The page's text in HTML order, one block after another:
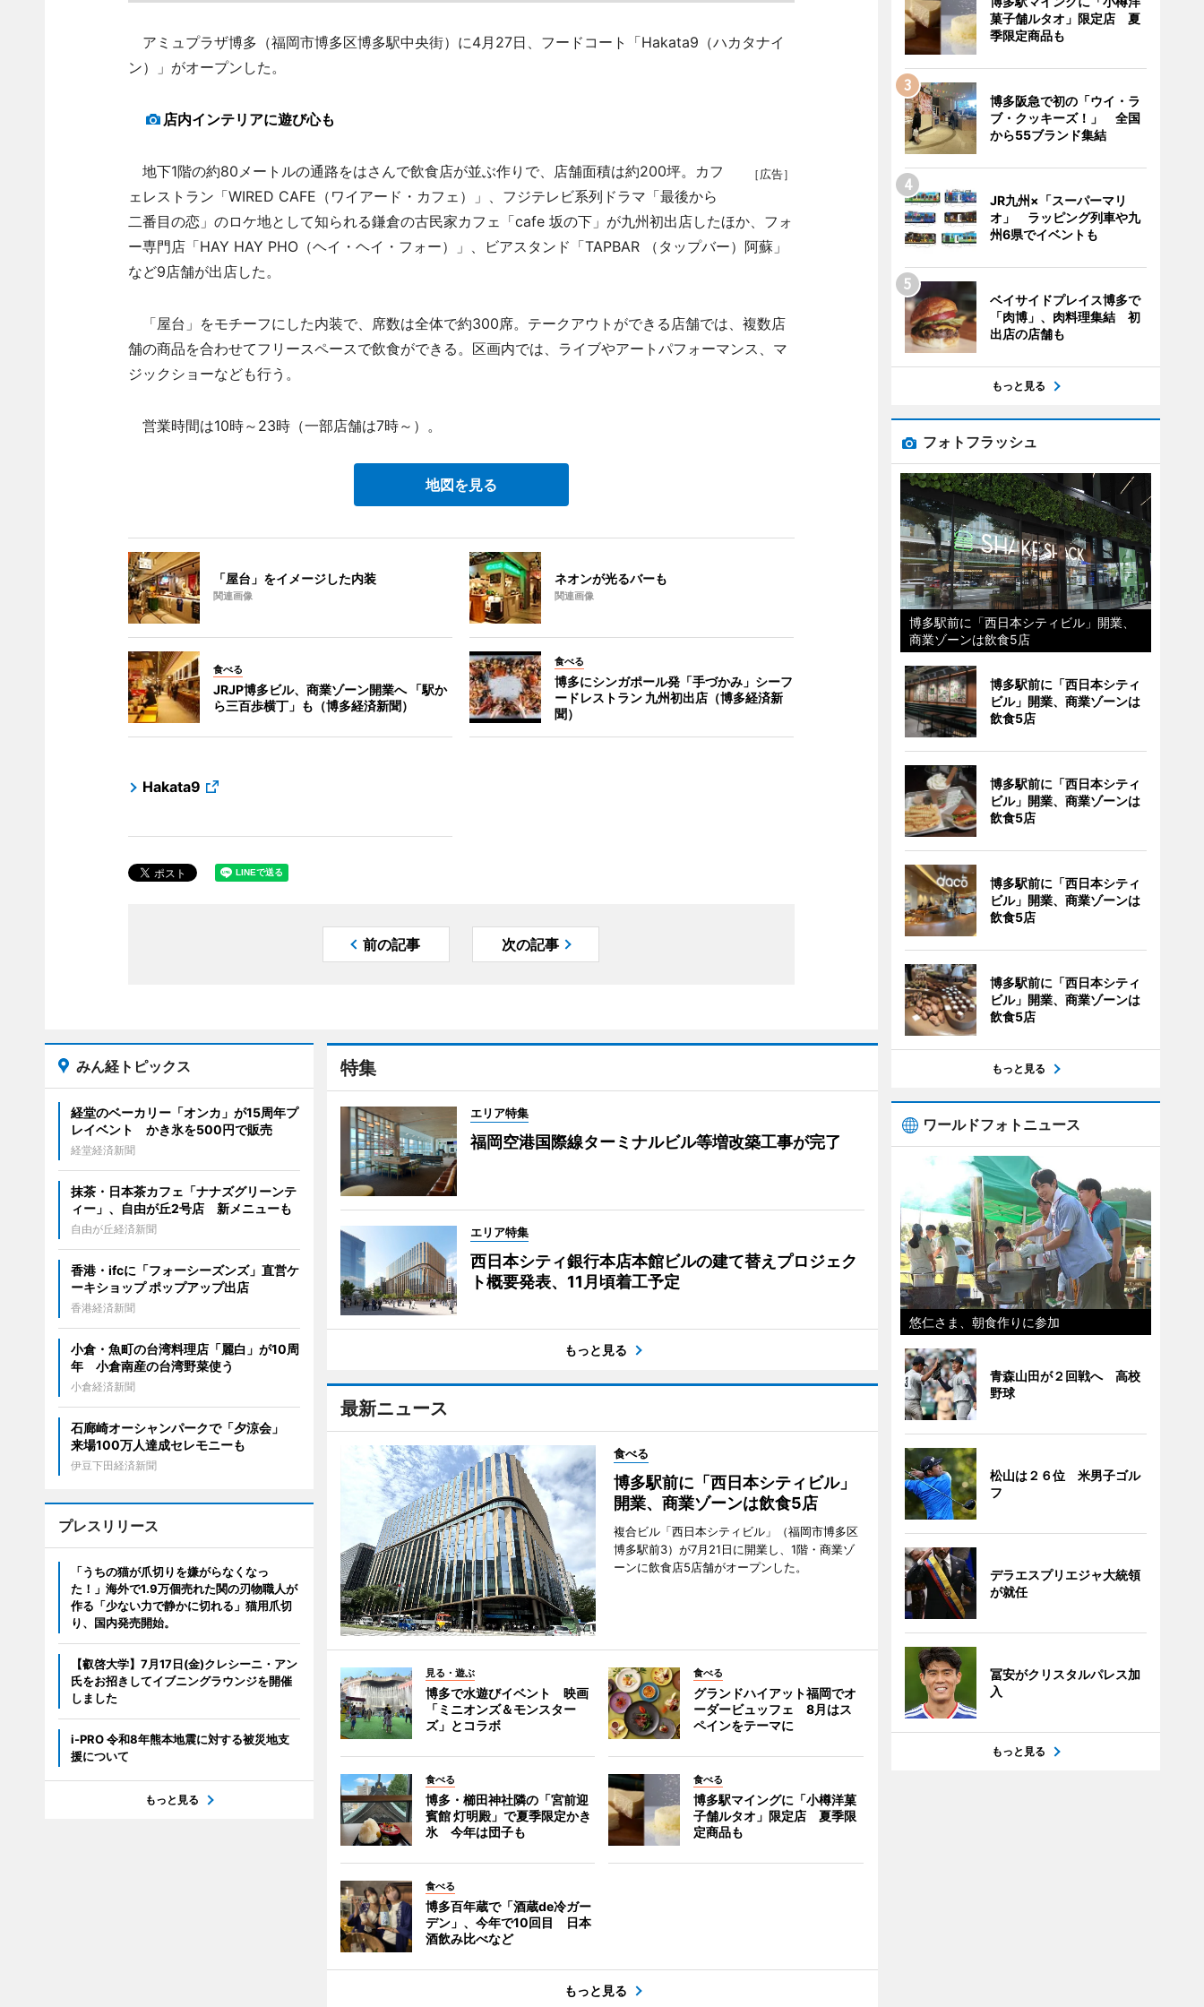
アミュプラザ博多（福岡市博多区博多駅中央街）に4月27日、フードコート「Hakata9（ハカタナイ
ン）」がオープンした。
店内インテリアに遊び心も
［広告］
地下1階の約80メートルの通路をはさんで飲食店が並ぶ作りで、店舗面積は約200坪。カフ
ェレストラン「WIRED CAFE（ワイアード・カフェ）」、フジテレビ系列ドラマ「最後から
二番目の恋」のロケ地として知られる鎌倉の古民家カフェ「cafe 坂の下」が九州初出店したほか、フォ
ー専門店「HAY HAY PHO（ヘイ・ヘイ・フォー）」、ビアスタンド「TAPBAR （タップバー）阿蘇」
など9店舗が出店した。
「屋台」をモチーフにした内装で、席数は全体で約300席。テークアウトができる店舗では、複数店
舗の商品を合わせてフリースペースで飲食ができる。区画内では、ライブやアートパフォーマンス、マ
ジックショーなども行う。
営業時間は10時～23時（一部店舗は7時～）。
地図を見る
「屋台」をイメージした内装
関連画像
ネオンが光るバーも
関連画像
食べる
JRJP博多ビル、商業ゾーン開業へ 「駅か
ら三百歩横丁」も（博多経済新聞）
食べる
博多にシンガポール発「手づかみ」シーフ
ードレストラン 九州初出店（博多経済新
聞）
Hakata9
前の記事 次の記事
特集
エリア特集
福岡空港国際線ターミナルビル等増改築工事が完了
エリア特集
西日本シティ銀行本店本館ビルの建て替えプロジェク
ト概要発表、11月頃着工予定
もっと見る
最新ニュース
食べる
博多駅前に「西日本シティビル」
開業、商業ゾーンは飲食5店
複合ビル「西日本シティビル」（福岡市博多区
博多駅前3）が7月21日に開業し、1階・商業ゾ
ーンに飲食店5店舗がオープンした。
見る・遊ぶ
博多で水遊びイベント 映画
「ミニオンズ＆モンスター
ズ」とコラボ
食べる
グランドハイアット福岡でオ
ーダービュッフェ 8月はス
ペインをテーマに
食べる
博多・櫛田神社隣の「宮前迎
賓館 灯明殿」で夏季限定かき
氷 今年は団子も
食べる
博多駅マイングに「小樽洋菓
子舗ルタオ」限定店 夏季限
定商品も
食べる
博多百年蔵で「酒蔵de冷ガー
デン」、今年で10回目 日本
酒飲み比べなど
もっと見る
みん経トピックス
経堂のベーカリー「オンカ」が15周年プ
レイベント かき氷を500円で販売
経堂経済新聞
抹茶・日本茶カフェ「ナナズグリーンテ
ィー」、自由が丘2号店 新メニューも
自由が丘経済新聞
香港・ifcに「フォーシーズンズ」直営ケ
ーキショップ ポップアップ出店
香港経済新聞
小倉・魚町の台湾料理店「麗白」が10周
年 小倉南産の台湾野菜使う
小倉経済新聞
石廊崎オーシャンパークで「夕涼会」
来場100万人達成セレモニーも
伊豆下田経済新聞
プレスリリース
「うちの猫が爪切りを嫌がらなくなっ
た！」海外で1.9万個売れた関の刃物職人が
作る「少ない力で静かに切れる」猫用爪切
り、国内発売開始。
【叡啓大学】7月17日(金)クレシーニ・アン
氏をお招きしてイブニングラウンジを開催
しました
i-PRO 令和8年熊本地震に対する被災地支
援について
もっと見る
菓子舗ルタオ」限定店 夏
季限定商品も
博多阪急で初の「ウイ・ラ
ブ・クッキーズ！」 全国
から55ブランド集結
JR九州×「スーパーマリ
オ」 ラッピング列車や九
州6県でイベントも
ベイサイドプレイス博多で
「肉博」、肉料理集結 初
出店の店舗も
もっと見る
フォトフラッシュ
博多駅前に「西日本シティビル」開業、
商業ゾーンは飲食5店
博多駅前に「西日本シティ
ビル」開業、商業ゾーンは
飲食5店
博多駅前に「西日本シティ
ビル」開業、商業ゾーンは
飲食5店
博多駅前に「西日本シティ
ビル」開業、商業ゾーンは
飲食5店
博多駅前に「西日本シティ
ビル」開業、商業ゾーンは
飲食5店
もっと見る
ワールドフォトニュース
悠仁さま、朝食作りに参加
青森山田が２回戦へ 高校
野球
松山は２６位 米男子ゴル
フ
デラエスプリエジャ大統領
が就任
冨安がクリスタルパレス加
入
もっと見る